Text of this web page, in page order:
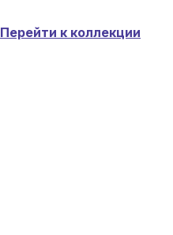
Перейти к коллекции